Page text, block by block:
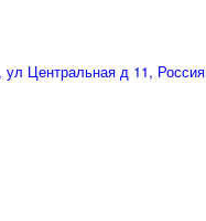
ул Центральная д 11, Россия